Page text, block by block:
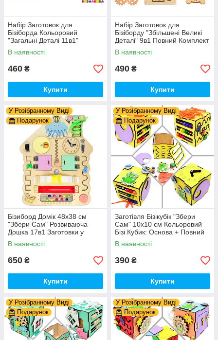
Набір Заготовок для
Бізіборда Кольоровий
"Загальні Деталі 11в1"
Базовий Комплект (+Клей,
Шурупи) Набiр Заготівель
для Бiзiкуба
В наявності
460 ₴
Купити
Набір Заготовок для
Бізіборду "Збільшені Великі
Деталі" 9в1 Повний Комплект
+ Всі Кріплення
В наявності
490 ₴
Купити
У Розібранному Виді
Подарунок
Бізиборд Домік 48x38 см
"Збери Сам" Розвиваюча
Дошка 17в1 Заготовки у
Разобранному вигляді +
Деталі та Фарба
В наявності
650 ₴
Купити
У Розібранному Виді
Подарунок
Заготівля Бізікубік "Збери
Сам" 10х10 см Кольоровий
Бізі Кубик: Основа + Повний
Комплект (в Розібраному
Виді) Кубік Бізи, Жовтий
В наявності
390 ₴
Купити
У Розібранному Виді
Подарунок
У Розібранному Виді
Подарунок